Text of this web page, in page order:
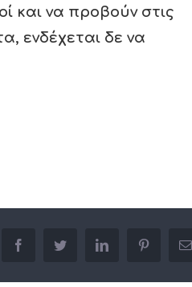
και να προβούν στις
ενδέχεται δε να
facebooktwitter linkedin pinterest